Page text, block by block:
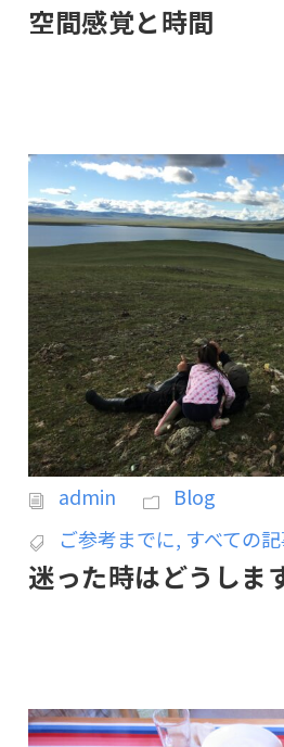
空間感覚と時間
admin
Blog
ご参考までに, すべての
迷った時はどうしま